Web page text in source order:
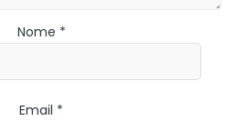
Nome *
Email *